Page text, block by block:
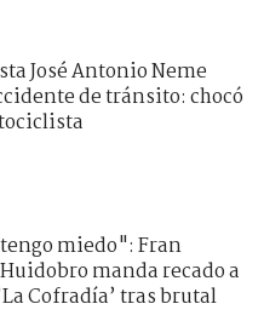
José Antonio Neme
de tránsito: chocó
miedo": Fran
manda recado a
Cofradía’ tras brutal